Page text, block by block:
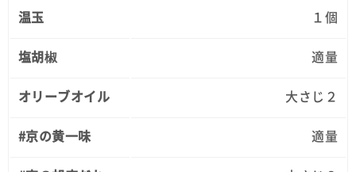
温玉 １個
塩胡椒 適量
オリーブオイル 大さじ２
#京の黄一味 適量